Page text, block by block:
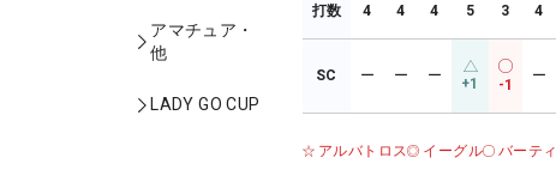
アマチュア・
他
LADY GO CUP
打数 4 4 4 5 3 4
SC ー ー ー +1 -1
ー
アルバトロス イーグル バーティ